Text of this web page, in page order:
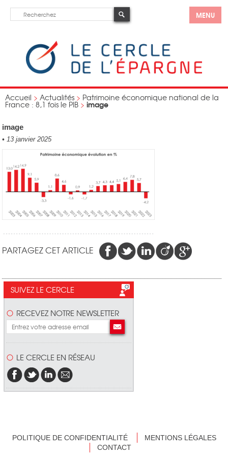
MENU
Accueil > Actualités > Patrimoine économique national de la
France : 8,1 fois le PIB > image
image
• 13 janvier 2025
PARTAGEZ CET ARTICLE
SUIVEZ LE CERCLE
RECEVEZ NOTRE NEWSLETTER
LE CERCLE EN RÉSEAU
POLITIQUE DE CONFIDENTIALITÉ
MENTIONS LÉGALES
CONTACT